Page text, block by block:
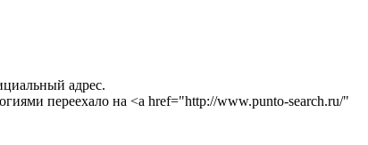
адрес.
переехало на <a href="http://www.punto-search.ru/"